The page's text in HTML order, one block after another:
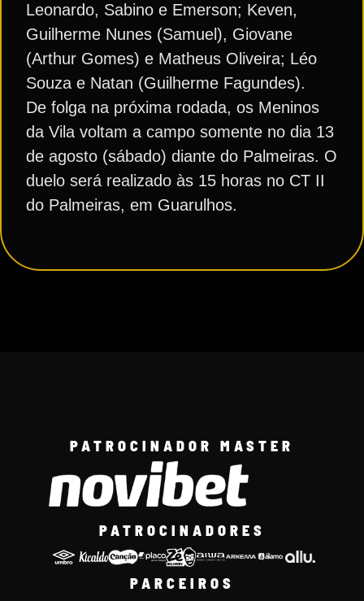
Leonardo, Sabino e Emerson; Keven,
Guilherme Nunes (Samuel), Giovane
(Arthur Gomes) e Matheus Oliveira; Léo
Souza e Natan (Guilherme Fagundes).
De folga na próxima rodada, os Meninos
da Vila voltam a campo somente no dia 13
de agosto (sábado) diante do Palmeiras. O
duelo será realizado às 15 horas no CT II
do Palmeiras, em Guarulhos.
PATROCINADOR MASTER
PATROCINADORES
PARCEIROS